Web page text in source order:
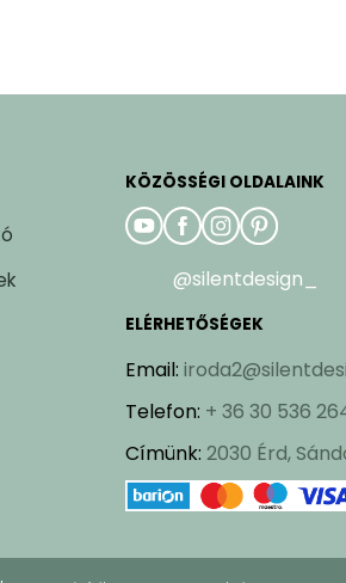
KÖZÖSSÉGI OLDALAINK
@silentdesign_
ELÉRHETŐSÉGEK
Email:
Telefon: + 36 30 536
Címünk: 2030 Érd,